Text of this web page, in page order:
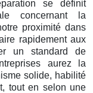
se définit
concernant la
proximité dans
rapidement aux
un standard de
aurez la
solide, habilité
tout en selon une